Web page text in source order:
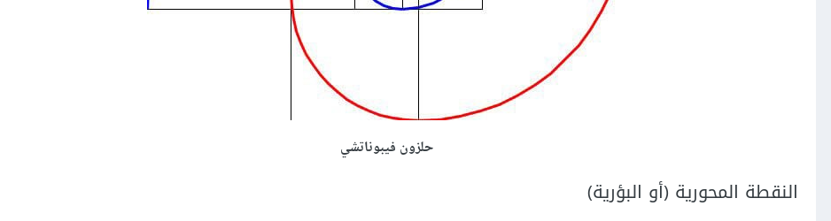
حلزون فيبوناتشي
النقطة المحورية (أو البؤرية)